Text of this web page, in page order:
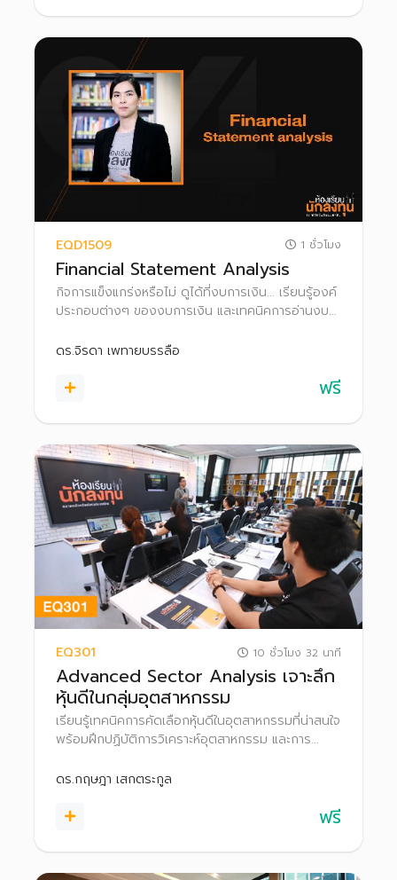
EQD1509 1 ชั่วโมง
Financial Statement Analysis
กิจการแข็งแกร่งหรือไม่ ดูได้ที่งบการเงิน... เรียนรู้องค์
ประกอบต่างๆ ของงบการเงิน และเทคนิคการอ่านงบ
ประกอบการตัดสินใจลงทุน
ดร.จิรดา เพทายบรรลือ
ฟรี
EQ301 10 ชั่วโมง 32 นาที
Advanced Sector Analysis เจาะลึก
หุ้นดีในกลุ่มอุตสาหกรรม
เรียนรู้เทคนิคการคัดเลือกหุ้นดีในอุตสาหกรรมที่น่าสนใจ
พร้อมฝึกปฏิบัติการวิเคราะห์อุตสาหกรรม และการ
ทะเบียนเด่น (HMPRO / CHG)
ดร.กฤษฎา เสกตระกูล
ฟรี